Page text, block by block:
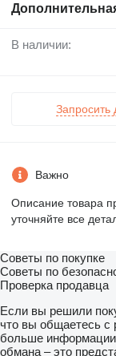
В наличии:
Важно
Описание товара
уточняйте все
Советы по покупке
Советы по
Проверка продавца
Если вы решили
что вы общаетесь с
больше информации
обмана – это